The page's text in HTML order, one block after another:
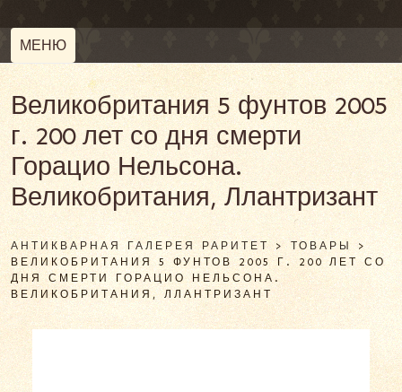
МЕНЮ
Великобритания 5 фунтов 2005
г. 200 лет со дня смерти
Горацио Нельсона.
Великобритания, Ллантризант
АНТИКВАРНАЯ ГАЛЕРЕЯ РАРИТЕТ >ТОВАРЫ>
ВЕЛИКОБРИТАНИЯ 5 ФУНТОВ 2005 Г. 200 ЛЕТ СО
ДНЯ СМЕРТИ ГОРАЦИО НЕЛЬСОНА.
ВЕЛИКОБРИТАНИЯ, ЛЛАНТРИЗАНТ